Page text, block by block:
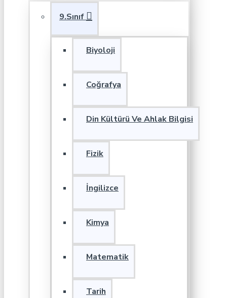
9.Sınıf
Biyoloji
Coğrafya
Din Kültürü Ve Ahlak Bilgisi
Fizik
İngilizce
Kimya
Matematik
Tarih